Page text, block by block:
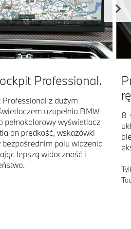
Professional.
z dużym
uzupełnia BMW
pełnokolorowy wyświetlacz
on prędkość, wskazówki
polu widzenia
lepszą widoczność i
8-